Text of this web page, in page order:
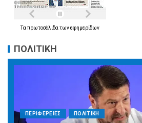
Τα πρωτοσέλιδα τωνεφημερίδων
ΠΟΛΙΤΙΚΗ
ΠΕΡΙΦΕΡΕΙΕΣ ΠΟΛΙΤΙΚΗ